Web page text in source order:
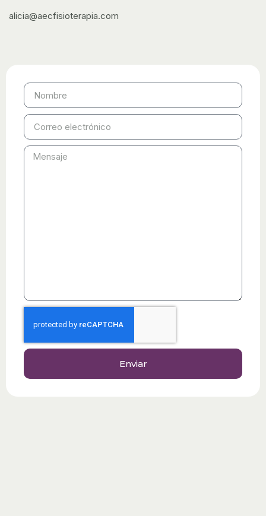
alicia@aecfisioterapia.com
Enviar